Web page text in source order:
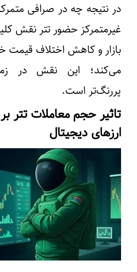
در نتیجه چه در صرافی
غیرمتمرکز حضور تتر نقش
بازار و کاهش اختلاف قیمت
می‌کند؛ این نقش در
پررنگ‌تر است.
تاثیر حجم معاملات تتر بر
ارزهای دیجیتال